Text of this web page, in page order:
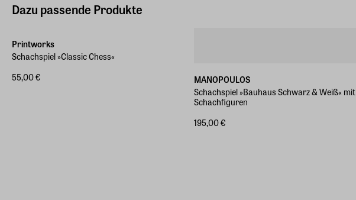
Dazu passende Produkte
Printworks
Schachspiel »Classic Chess«
55,00 €
MANOPOULOS
Schachspiel »Bauhaus Schwarz & Weiß« mit
Schachfiguren
195,00 €